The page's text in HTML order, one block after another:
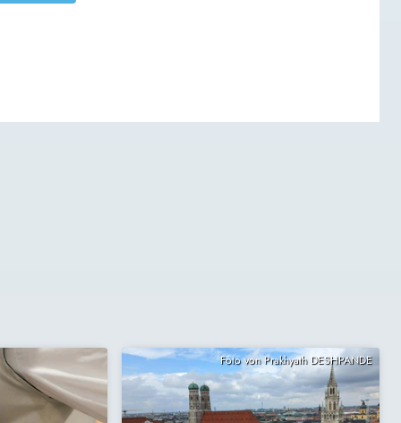
Foto von Prakhyath DESHPANDE